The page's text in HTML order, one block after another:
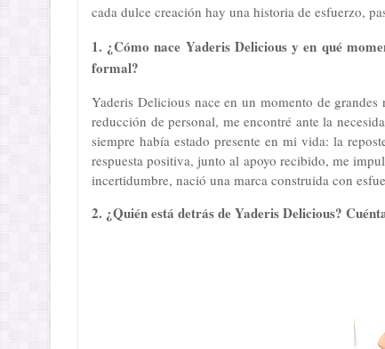
cada dulce creación hay una historia de esfuerzo,
1. ¿Cómo nace Yaderis Delicious y en qué
formal?
Yaderis Delicious nace en un momento de
reducción de personal, me encontré ante la
siempre había estado presente en mi vida: la
respuesta positiva, junto al apoyo recibido, me
incertidumbre, nació una marca construida con
2. ¿Quién está detrás de Yaderis Delicious?